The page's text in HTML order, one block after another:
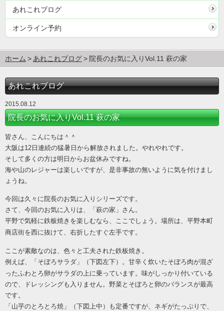
あれこれブログ
オンライン予約
ホーム あれこれブログ 院長のお気に入りVol.11 萩の家
あれこれブログ
2015.08.12
院長のお気に入りVol.11 萩の家
皆さん、こんにちは＾＾
大阪は12日連続の猛暑日から解放されました。やれやれです。
そして多くの方は明日からお盆休みですね。
海や山のレジャーは楽しいですが、是非事故の無いように気を付けまし
ょうね。
今回は久々に院長のお気に入りシリーズです。
さて、今回のお気に入りは、「萩の家」さん。
平野で気軽に鉄板焼きを楽しむなら、ここでしょう。場所は、平野本町
商店街を西に抜けて、右折したすぐ左手です。
ここが素敵なのは、色々と工夫された鉄板焼き。
例えば、「そぼろサラダ」（下図左下）。 甘辛く炊いたそぼろ肉が混ざ
ったふわとろ卵がサラダの上に乗っています。味がしっかり付いている
ので、ドレッシングも入りません。野菜とそぼろと卵のバランスが最高
です。
「山芋のとろとろ焼」（下図上中）も定番ですが、ネギがたっぷりで、